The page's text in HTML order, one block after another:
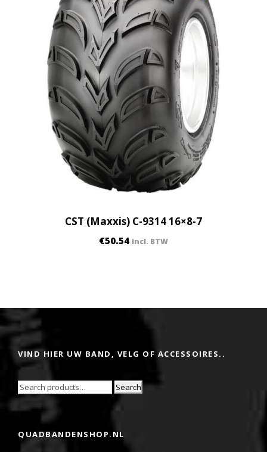
CST (Maxxis) C-9314 16×8-7
€50.54 incl. BTW
VIND HIER UW BAND, VELG OF ACCESSOIRES..
Search
QUADBANDENSHOP.NL